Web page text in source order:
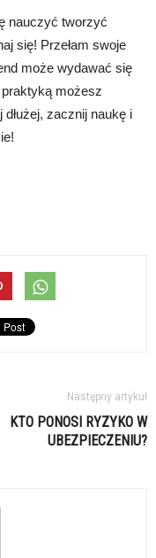
nauczyć tworzyć
się! Przełam swoje
może wydawać się
możesz
zacznij naukę i
Następny artykuł
KTO PONOSI RYZYKO W
UBEZPIECZENIU?